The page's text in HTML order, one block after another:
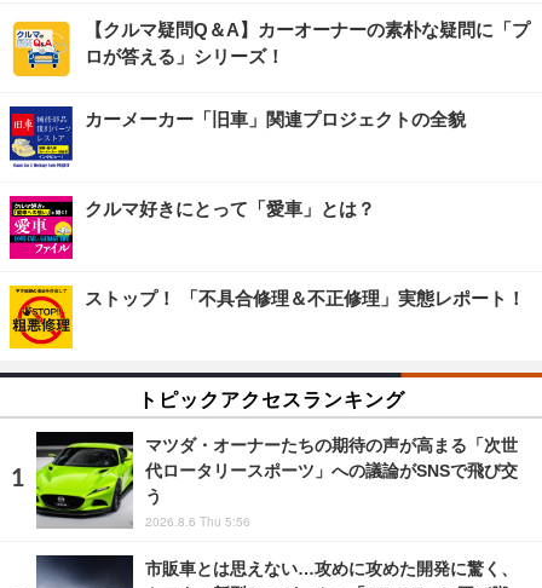
【クルマ疑問Q＆A】カーオーナーの素朴な疑問に「プ
ロが答える」シリーズ！
カーメーカー「旧車」関連プロジェクトの全貌
クルマ好きにとって「愛車」とは？
ストップ！ 「不具合修理＆不正修理」実態レポート！
トピックアクセスランキング
マツダ・オーナーたちの期待の声が高まる「次世
代ロータリースポーツ」への議論がSNSで飛び交
う
2026.8.6 Thu 5:56
市販車とは思えない…攻めに攻めた開発に驚く、